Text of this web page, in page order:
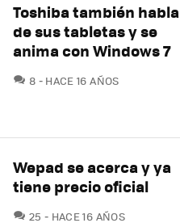
Toshiba también habla
de sus tabletas y se
anima con Windows 7
8 COMENTARIOS
HACE 16 AÑOS
Wepad se acerca y ya
tiene precio oficial
25 COMENTARIOS
HACE 16 AÑOS